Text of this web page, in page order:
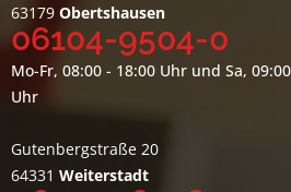
63179 Obertshausen
06104-9504-0
Mo-Fr, 08:00 - 18:00 Uhr und Sa,
Uhr
Gutenbergstraße 20
64331 Weiterstadt